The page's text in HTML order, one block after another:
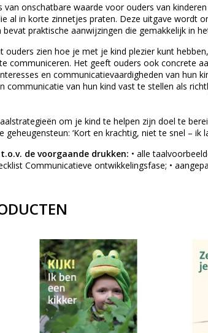
onschatbare waarde voor ouders van
al in korte zinnetjes praten. Deze uitgave wordt
praktische aanwijzingen die gemakkelijk in
ouders zien hoe je met je kind plezier kunt
communiceren. Het geeft ouders ook concrete
en communicatievaardigheden van hun
communicatie van hun kind vast te stellen als
om je kind te helpen zijn doel te
‘Kort en krachtig, niet te snel – ik
de voorgaande drukken: • alle
Communicatieve ontwikkelingsfase; •